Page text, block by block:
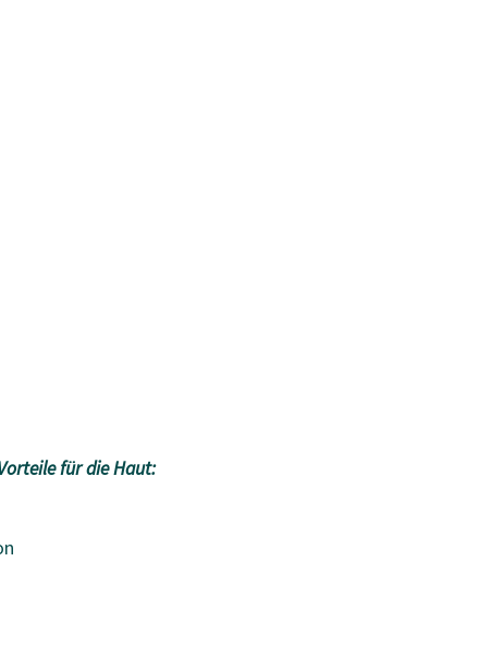
für die Haut: